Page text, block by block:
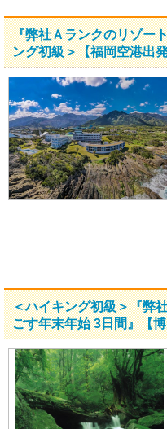
『弊社Ａランクのリゾー
ング初級＞【福岡空港出
＜ハイキング初級＞『弊
ごす年末年始 3日間』【